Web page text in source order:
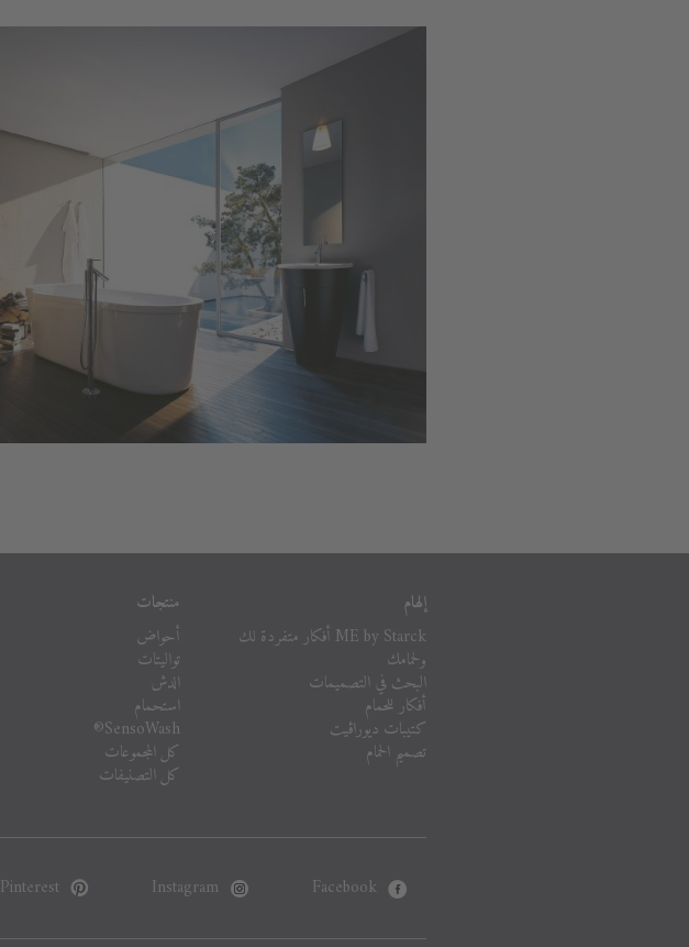
إلهام
ME by Starck أفكار متفردة لك
ولحمامك
البحث في التصميمات
أفكار للحمام
كتيبات ديوراڨيت
تصميم الحمام
منتجات
أحواض
تواليتات
الدش
استحمام
SensoWash®
كل المجموعات
كل التصنيفات
Facebook
Instagram
Pinterest